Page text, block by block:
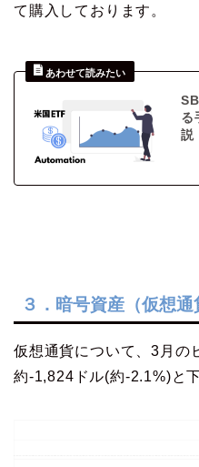
て購入しております。
る
説
３．暗号資産（仮想
仮想通貨について、3月の
約-1,824ドル(約-2.1%)と